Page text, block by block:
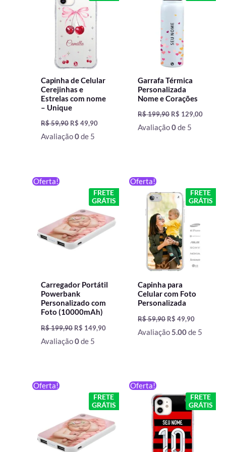
Capinha de Celular
Cerejinhas e
Estrelas com nome
– Unique
R$59,90
R$ 59,90.
R$ 49,90
Avaliação0de 5
Garrafa Térmica
Personalizada
Nome e Corações
R$199,90
R$ 199,90.
R$ 129,00
Avaliação0de 5
Oferta!
FRETE
GRÁTIS
Carregador Portátil
Powerbank
Personalizado com
Foto (10000mAh)
R$199,90
preço
original
R$ 199,90.
R$ 149,90
preço
atual
é:
Avaliação0de 5
Oferta!
FRETE
GRÁTIS
Capinha para
Celular com Foto
Personalizada
R$59,90
original
era:
R$ 59,90.
R$ 49,90
preço
atual
é:
Avaliação5.00de 5
Oferta!
FRETE
GRÁTIS
preço
original
R$ 199,90.
preço
atual
é:
Oferta!
FRETE
GRÁTIS
original
era:
R$ 59,90.
preço
atual
é: